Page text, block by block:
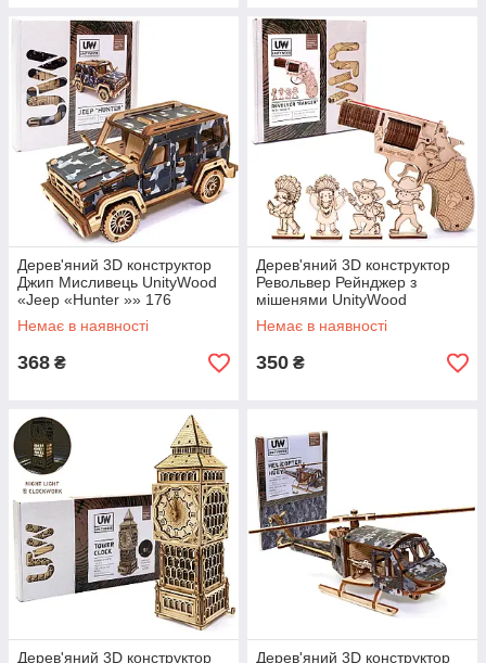
Дерев'яний 3D конструктор
Джип Мисливець UnityWood
«Jeep «Hunter »» 176
деталей 19,5*11*9 см (UW-
007)
Немає в наявності
368 ₴
Дерев'яний 3D конструктор
Револьвер Рейнджер з
мішенями UnityWood
Revolver Ranger 83 деталі 18
* 12 * 2,7 см (UW-010)
Немає в наявності
350 ₴
Дерев'яний 3D конструктор
Дерев'яний 3D конструктор